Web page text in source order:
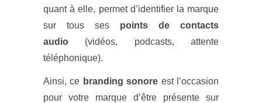
quant à elle, permet d’identifier la marque
sur tous ses points de contacts
audio (vidéos, podcasts, attente
téléphonique).
Ainsi, ce branding sonore est l’occasion
pour votre marque d’être présente sur